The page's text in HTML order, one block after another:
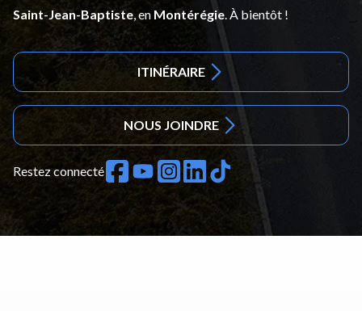
Saint-Jean-Baptiste , en Montérégie . À bientôt !
ITINÉRAIRE
NOUS JOINDRE
Restez connecté